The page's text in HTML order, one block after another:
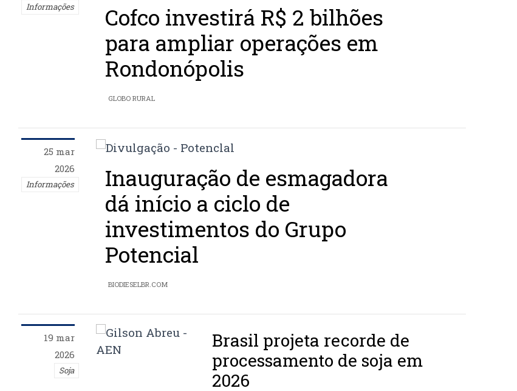
Informações
Cofco investirá R$ 2 bilhões
para ampliar operações em
Rondonópolis
GLOBO RURAL
25 mar
2026
Informações
Inauguração de esmagadora
dá início a ciclo de
investimentos do Grupo
Potencial
BIODIESELBR.COM
19 mar
2026
Soja
Brasil projeta recorde de
processamento de soja em
2026